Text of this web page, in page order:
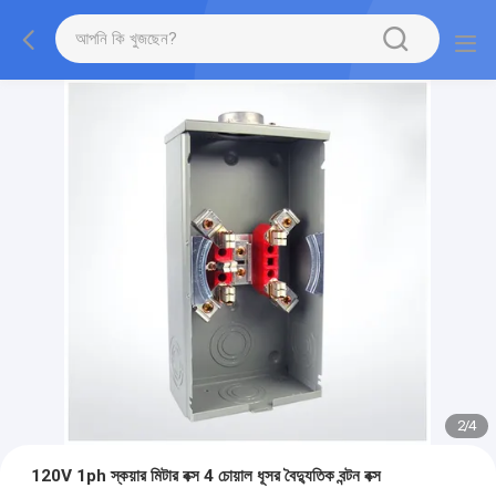
2/4
120V 1ph স্কয়ার মিটার বক্স 4 চোয়াল ধূসর বৈদ্যুতিক বন্টন বক্স